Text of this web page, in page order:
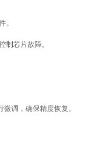
。
芯片故障。
调，确保精度恢复。